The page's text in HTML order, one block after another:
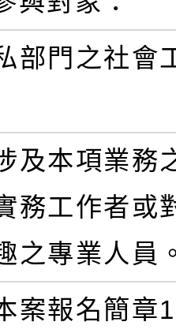
部門之社會
及本項業務
務工作者或
之專業人員
案報名簡章